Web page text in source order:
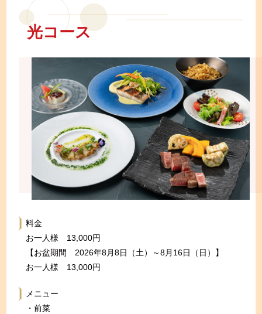
光コース
料金
お一人様 13,000円
【お盆期間 2026年8月8日（土）～8月16日（日）】
お一人様 13,000円
メニュー
・前菜